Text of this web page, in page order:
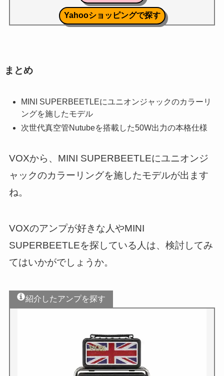
Yahooショッピングで探す
まとめ
MINI SUPERBEETLEにユニオンジャックのカラーリ
ングを施したモデル
次世代真空管Nutubeを搭載した50W出力の本格仕様
VOXから、MINI SUPERBEETLEにユニオンジ
ャックのカラーリングを施したモデルが出ます
ね。
VOXのアンプが好きな人やMINI
SUPERBEETLEを探している人は、検討してみ
てはいかがでしょうか。
紹介したアンプを探す